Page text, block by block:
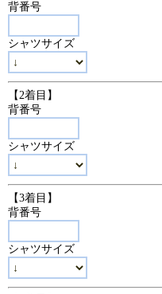
背番号
シャツサイズ
【2着目】
背番号
シャツサイズ
【3着目】
背番号
シャツサイズ